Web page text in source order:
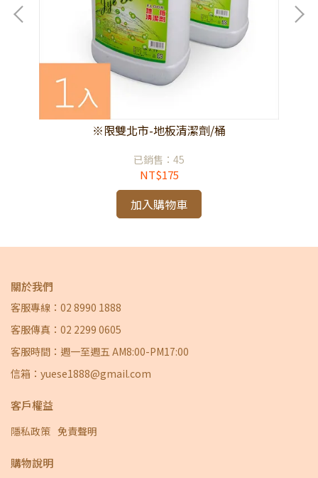
※限雙北市-地板清潔劑/桶
已銷售：45
NT$175
加入購物車
關於我們
客服專線：02 8990 1888
客服傳真：02 2299 0605
客服時間：週一至週五 AM8:00-PM17:00
信箱：yuese1888@gmail.com
客戶權益
隱私政策 免責聲明
購物說明